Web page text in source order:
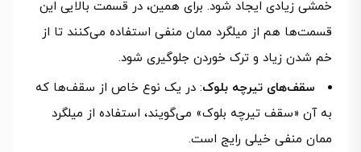
خمشی زیادی ایجاد شود. برای همین، در قسمت بالایی این
قسمت‌ها هم از میلگرد ممان منفی استفاده می‌کنند تا از
خم شدن زیاد و ترک خوردن جلوگیری شود.
سقف‌های تیرچه بلوک: در یک نوع خاص از سقف‌ها که
به آن «سقف تیرچه بلوک» می‌گویند، استفاده از میلگرد
ممان منفی خیلی رایج است.